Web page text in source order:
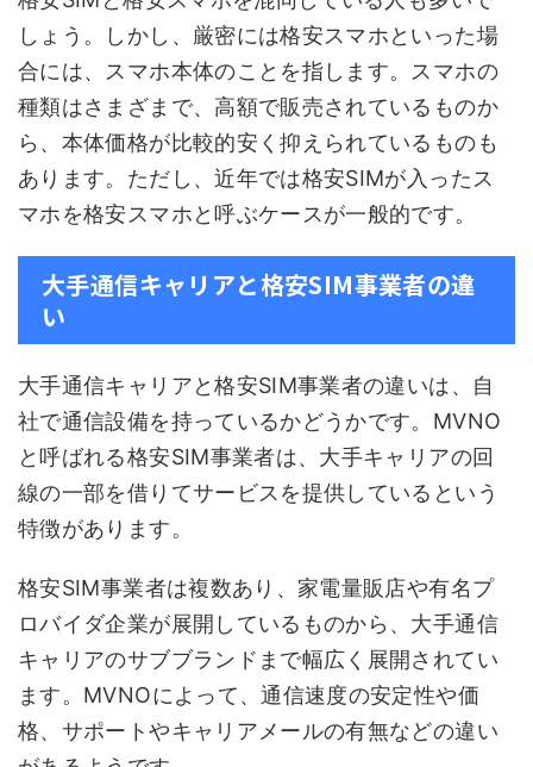
しょう。しかし、厳密には格安スマホといった場
合には、スマホ本体のことを指します。スマホの
種類はさまざまで、高額で販売されているものか
ら、本体価格が比較的安く抑えられているものも
あります。ただし、近年では格安SIMが入ったス
マホを格安スマホと呼ぶケースが一般的です。
大手通信キャリアと格安SIM事業者の違
い
大手通信キャリアと格安SIM事業者の違いは、自
社で通信設備を持っているかどうかです。MVNO
と呼ばれる格安SIM事業者は、大手キャリアの回
線の一部を借りてサービスを提供しているという
特徴があります。
格安SIM事業者は複数あり、家電量販店や有名プ
ロバイダ企業が展開しているものから、大手通信
キャリアのサブブランドまで幅広く展開されてい
ます。MVNOによって、通信速度の安定性や価
格、サポートやキャリアメールの有無などの違い